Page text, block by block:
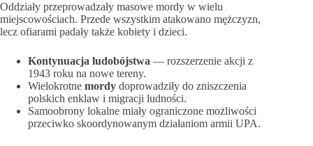
Oddziały przeprowadzały masowe mordy w wielu
miejscowościach. Przede wszystkim atakowano mężczyzn,
lecz ofiarami padały także kobiety i dzieci.
Kontynuacja ludobójstwa — rozszerzenie akcji z
1943 roku na nowe tereny.
Wielokrotne mordy doprowadziły do zniszczenia
polskich enklaw i migracji ludności.
Samoobrony lokalne miały ograniczone możliwości
przeciwko skoordynowanym działaniom armii UPA.